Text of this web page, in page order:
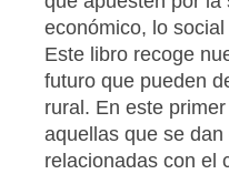
económico, lo
Este libro recoge
futuro que pueden
rural. En este
aquellas que se
relacionadas con el